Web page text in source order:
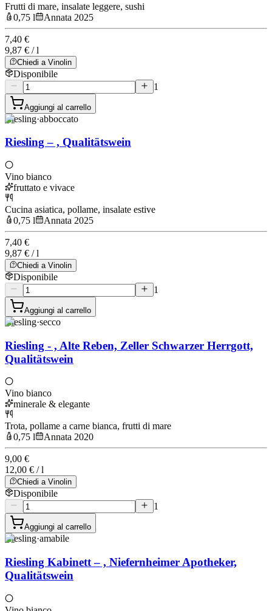
Frutti di mare, insalate leggere, sushi
0,75 l
Annata 2025
7,40 €
9,87 € / l
Chiedi a Vinolin
Disponibile
1
Aggiungi al carrello
Riesling·abboccato
Riesling – , Qualitätswein
Vino bianco
fruttato e vivace
Cucina asiatica, pollame, insalate estive
0,75 l
Annata 2025
7,40 €
9,87 € / l
Chiedi a Vinolin
Disponibile
1
Aggiungi al carrello
Riesling·secco
Riesling - , Alte Reben, Zeller Schwarzer Herrgott,
Qualitätswein
Vino bianco
minerale & elegante
Trota, pollame a carne bianca, frutti di mare
0,75 l
Annata 2020
9,00 €
12,00 € / l
Chiedi a Vinolin
Disponibile
1
Aggiungi al carrello
Riesling·amabile
Riesling Kabinett – , Niefernheimer Apotheker,
Qualitätswein